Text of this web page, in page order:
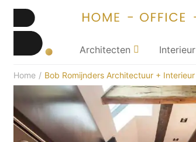
Architecten Interieur
Home / Bob Romijnders Architectuur + Interieur